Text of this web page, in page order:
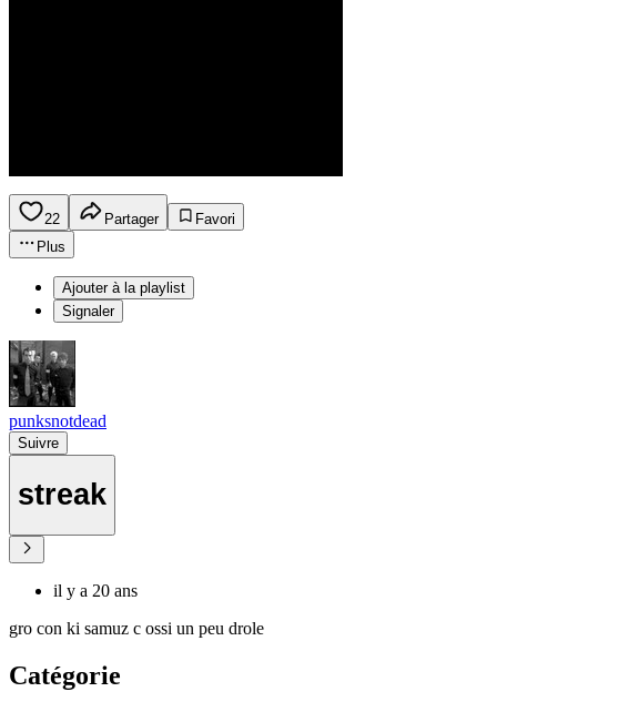
22 Partager
Favori
Plus
Ajouter à la playlist
Signaler
punksnotdead
Suivre
streak
il y a 20 ans
gro con ki samuz c ossi un peu drole
Catégorie